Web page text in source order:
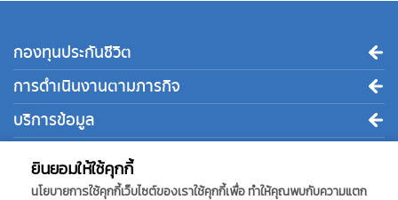
ยินยอมให้ใช้คุกกี้
นโยบายการใช้คุกกี้เว็บไซต์ของเราใช้คุกกี้เพื่อ ทำให้คุณพบกับความแตก
กองทุนประกันชีวิต
การดำเนินงานตามภารกิจ
บริการข้อมูล